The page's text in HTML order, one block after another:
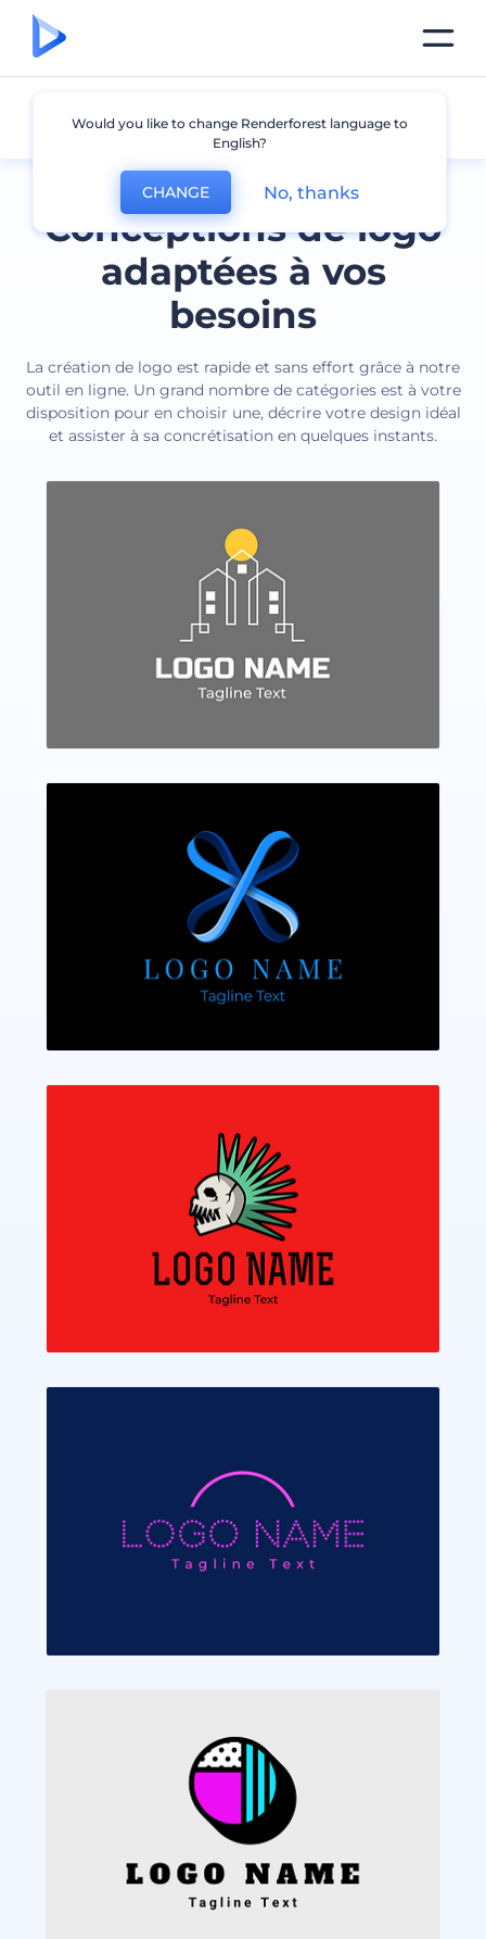
Conceptions de logo
adaptées à vos
besoins
La création de logo est rapide et sans effort grâce à notre
outil en ligne. Un grand nombre de catégories est à votre
disposition pour en choisir une, décrire votre design idéal
et assister à sa concrétisation en quelques instants.
Tous les logos
Would you like to change Renderforest language to
English?
CHANGE No, thanks